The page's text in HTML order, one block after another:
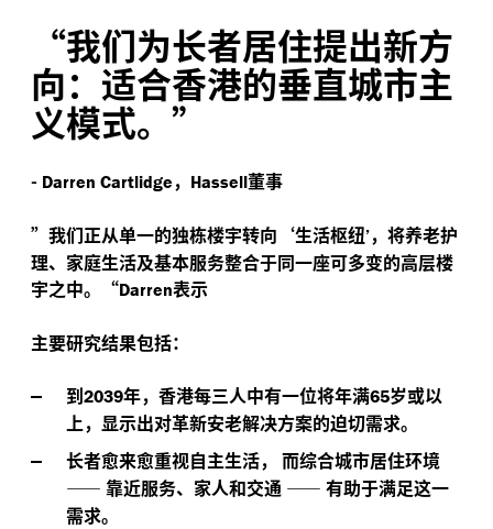
“我们为长者居住提出新方
向：适合香港的垂直城市主
义模式。”
- Darren Cartlidge ， Hassell董事
” 我们正从单一的独栋楼宇转向‘生活枢纽’，将养老护
理、家庭生活及基本服务整合于同一座可多变的高层楼
宇之中。“Darren表示
主要研究结果包括：
到2039年，香港每三人中有一位将年满65岁或以
上，显示出对革新安老解决方案的迫切需求。
长者愈来愈重视自主生活， 而综合城市居住环境
—— 靠近服务、家人和交通 —— 有助于满足这一
需求。